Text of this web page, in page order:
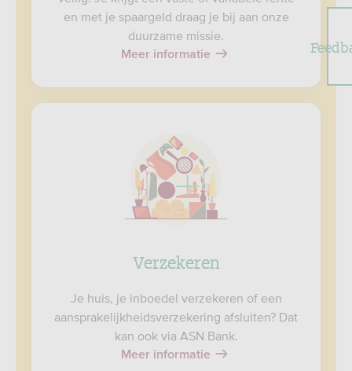
en met je spaargeld draag je bij aan onze
duurzame missie.
Meer informatie
Verzekeren
Je huis, je inboedel verzekeren of een
aansprakelijkheidsverzekering afsluiten? Dat
kan ook via ASN Bank.
Meer informatie